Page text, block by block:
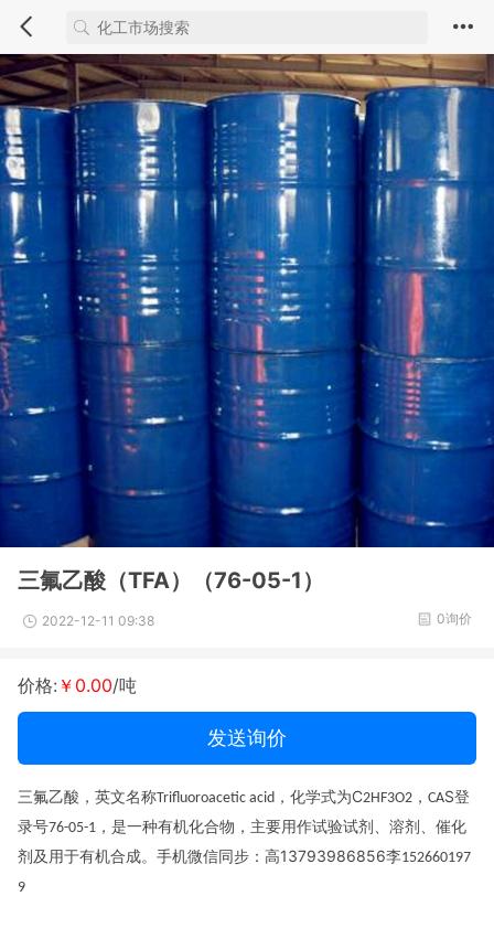
三氟乙酸（TFA）（76-05-1）
2022-12-11 09:38 0询价
价格: ￥0.00/吨
发送询价
三氟乙酸，英文名称Trifluoroacetic acid ，化学式为C2HF3O2 ， CAS登
录号76-05-1 ，是一种有机化合物， 主要用作试验试剂、溶剂、催化
剂及用于有机合成。 手机微信同步：高13793986856李152660197
9